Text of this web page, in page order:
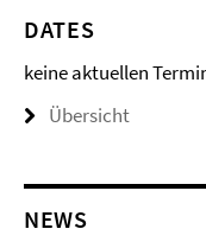
DATES
keine aktuellen
Übersicht
NEWS